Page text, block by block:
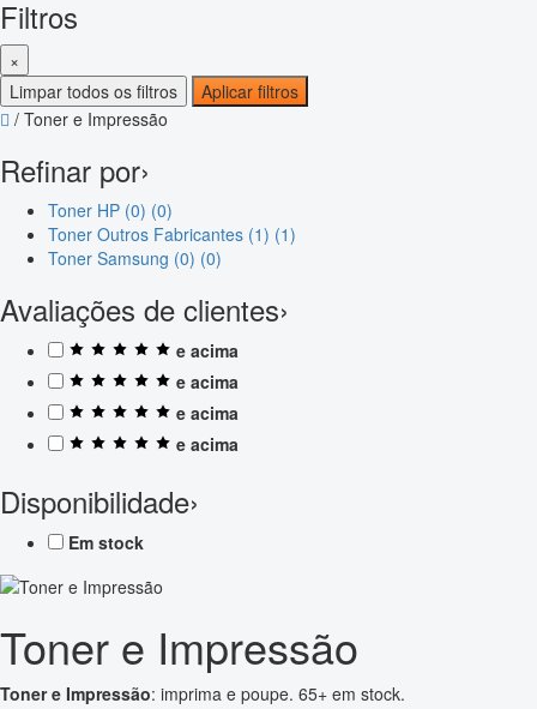
Filtros
×
Limpar todos os filtros
Aplicar filtros
/ Toner e Impressão
Refinar por›
Toner HP (0) (0)
Toner Outros Fabricantes (1) (1)
Toner Samsung (0) (0)
Avaliações de clientes›
e acima
e acima
e acima
e acima
Disponibilidade›
Em stock
Toner e Impressão
Toner e Impressão: imprima e poupe. 65+ em stock.